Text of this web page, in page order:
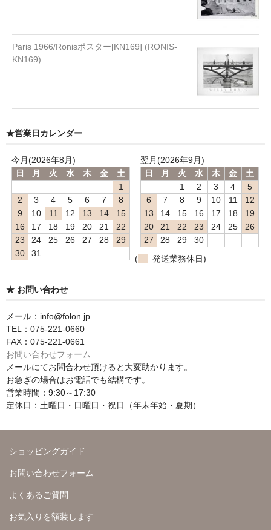
Paris 1966/Ronisポスター[KN169] (RONIS-
KN169)
★営業日カレンダー
今月(2026年8月)
日
月 火 水 木 金
土
1
2
3 4 5 6 7
8
9
10 11 12 13 14
15
16
17 18 19 20 21
22
23
24 25 26 27 28
29
30
31
翌月(2026年9月)
日
月 火 水 木 金
土
1
2 3 4
5
6
7 8 9 10 11
12
13
14 15 16 17 18
19
20
21 22 23 24 25
26
27
28 29
30
(
発送業務休日)
★ お問い合わせ
メール：info@folon.jp
TEL：075-221-0660
FAX：075-221-0661
お問い合わせフォーム
メールにてお問合わせ頂けると大変助かります。
お急ぎの場合はお電話でも結構です。
営業時間：9:30～17:30
定休日：土曜日・日曜日・祝日（年末年始・夏期）
ショッピングガイド
お問い合わせフォーム
よくあるご質問
お気入りを額装します